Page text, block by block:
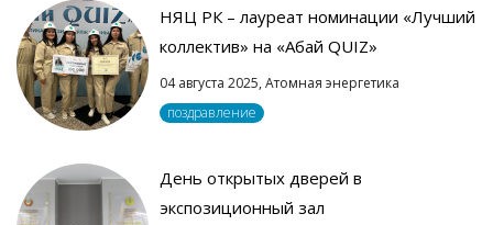
НЯЦ РК – лауреат номинации «Лучший
коллектив» на «Абай QUIZ»
04 августа 2025, Атомная энергетика
поздравление
День открытых дверей в
экспозиционный зал